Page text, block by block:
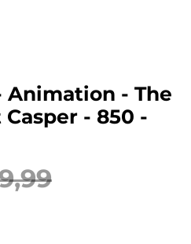
Animation - The
- 850 -